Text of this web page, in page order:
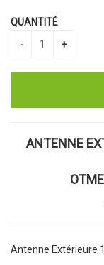
QUANTITÉ
ANTENNE
Antenne Extérieure